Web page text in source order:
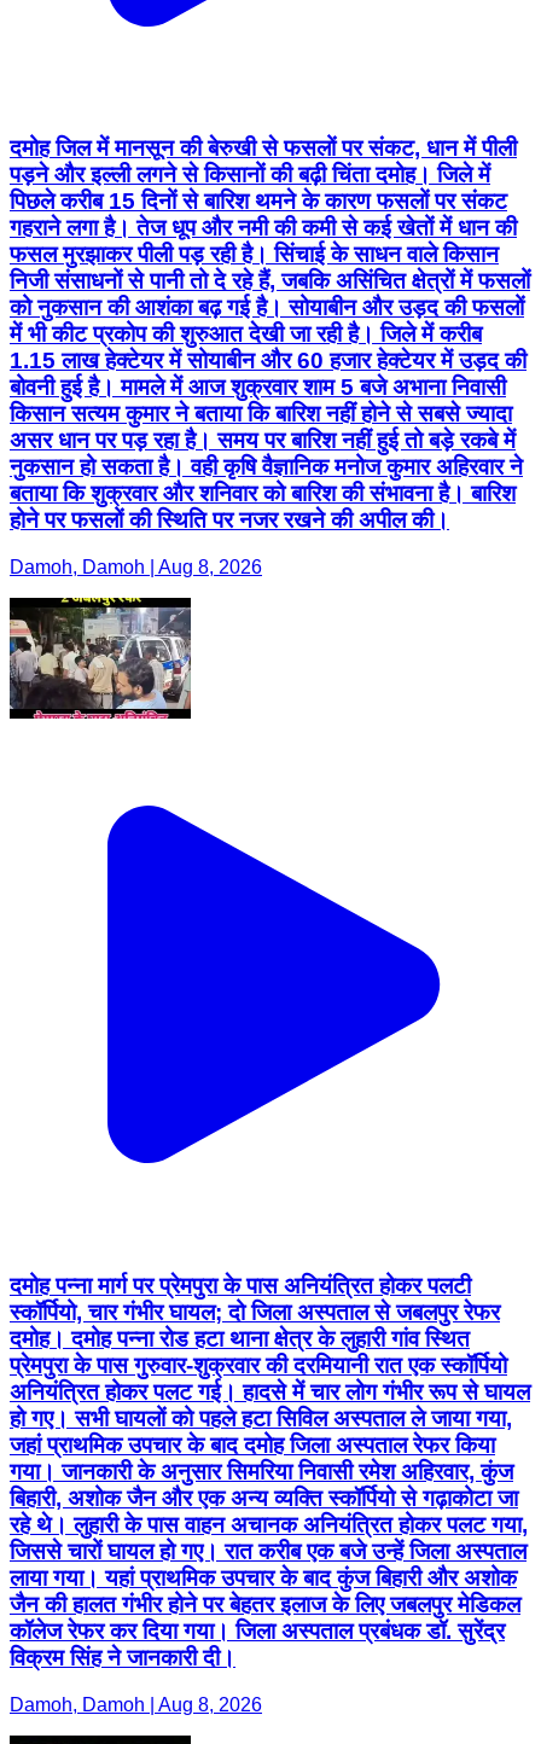
दमोह जिल में मानसून की बेरुखी से फसलों पर संकट, धान में पीली
पड़ने और इल्ली लगने से किसानों की बढ़ी चिंता दमोह। जिले में
पिछले करीब 15 दिनों से बारिश थमने के कारण फसलों पर संकट
गहराने लगा है। तेज धूप और नमी की कमी से कई खेतों में धान की
फसल मुरझाकर पीली पड़ रही है। सिंचाई के साधन वाले किसान
निजी संसाधनों से पानी तो दे रहे हैं, जबकि असिंचित क्षेत्रों में फसलों
को नुकसान की आशंका बढ़ गई है। सोयाबीन और उड़द की फसलों
में भी कीट प्रकोप की शुरुआत देखी जा रही है। जिले में करीब
1.15 लाख हेक्टेयर में सोयाबीन और 60 हजार हेक्टेयर में उड़द की
बोवनी हुई है। मामले में आज शुक्रवार शाम 5 बजे अभाना निवासी
किसान सत्यम कुमार ने बताया कि बारिश नहीं होने से सबसे ज्यादा
असर धान पर पड़ रहा है। समय पर बारिश नहीं हुई तो बड़े रकबे में
नुकसान हो सकता है। वही कृषि वैज्ञानिक मनोज कुमार अहिरवार ने
बताया कि शुक्रवार और शनिवार को बारिश की संभावना है। बारिश
होने पर फसलों की स्थिति पर नजर रखने की अपील की।
Damoh, Damoh | Aug 8, 2026
दमोह पन्ना मार्ग पर प्रेमपुरा के पास अनियंत्रित होकर पलटी
स्कॉर्पियो, चार गंभीर घायल; दो जिला अस्पताल से जबलपुर रेफर
दमोह। दमोह पन्ना रोड हटा थाना क्षेत्र के लुहारी गांव स्थित
प्रेमपुरा के पास गुरुवार-शुक्रवार की दरमियानी रात एक स्कॉर्पियो
अनियंत्रित होकर पलट गई। हादसे में चार लोग गंभीर रूप से घायल
हो गए। सभी घायलों को पहले हटा सिविल अस्पताल ले जाया गया,
जहां प्राथमिक उपचार के बाद दमोह जिला अस्पताल रेफर किया
गया। जानकारी के अनुसार सिमरिया निवासी रमेश अहिरवार, कुंज
बिहारी, अशोक जैन और एक अन्य व्यक्ति स्कॉर्पियो से गढ़ाकोटा जा
रहे थे। लुहारी के पास वाहन अचानक अनियंत्रित होकर पलट गया,
जिससे चारों घायल हो गए। रात करीब एक बजे उन्हें जिला अस्पताल
लाया गया। यहां प्राथमिक उपचार के बाद कुंज बिहारी और अशोक
जैन की हालत गंभीर होने पर बेहतर इलाज के लिए जबलपुर मेडिकल
कॉलेज रेफर कर दिया गया। जिला अस्पताल प्रबंधक डॉ. सुरेंद्र
विक्रम सिंह ने जानकारी दी।
Damoh, Damoh | Aug 8, 2026